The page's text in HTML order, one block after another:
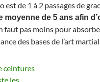
est de 1 à 2 passages de
moyenne de 5 ans afin
faut pas moins pour
des bases de l’art